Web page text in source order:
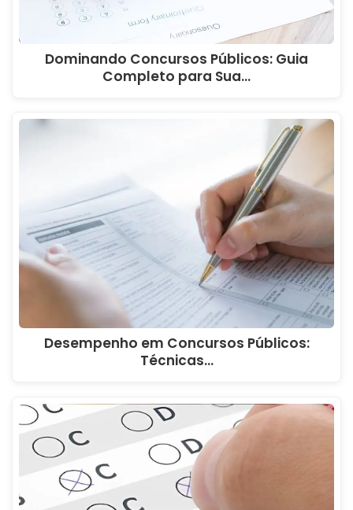
Dominando Concursos Públicos: Guia
Completo para Sua…
Desempenho em Concursos Públicos:
Técnicas…